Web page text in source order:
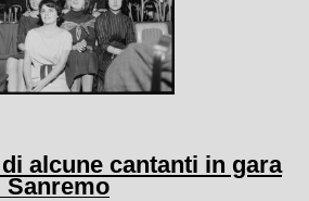
alcune cantanti in gara
Sanremo